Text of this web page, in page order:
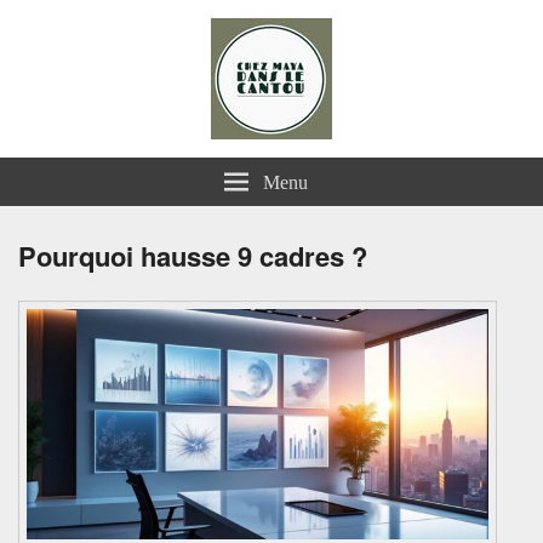
Chez Maya dans le Cantou
Menu
Pourquoi hausse 9 cadres ?